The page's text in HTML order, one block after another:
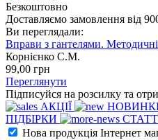
Безкоштовно
Доставляємо замовлення від
Ви переглядали:
Вправи з гантелями. Методичні
Корнієнко С.М.
99,00 грн
Переглянути
Підписуйся на розсилку та
АКЦІЇ
ПІДБІРКИ
Нова продукція Інтернет